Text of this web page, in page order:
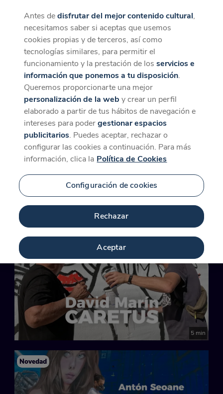
CaixaForum+
La mejor experiencia desde la App
Descargar
Contenido relacionado
para 'Pop. Back to the
80's'
8 min
Novedad
5 min
Novedad
Antes dedisfrutar del mejor contenido cultural,
necesitamos saber si aceptas que usemos
cookies propias y de terceros, así como
tecnologías similares, para permitir el
funcionamiento y la prestación de losservicios e
información que ponemos a tu disposición.
Queremos proporcionarte una mejor
personalización de la web y crear un perfil
elaborado a partir de tus hábitos de navegación e
intereses para podergestionar espacios
publicitarios. Puedes aceptar, rechazar o
configurar las cookies a continuación. Para más
información, clica la Política de Cookies
Configuración de cookies
Rechazar
Aceptar